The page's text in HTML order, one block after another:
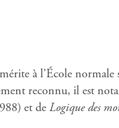
à l’École normale
reconnu, il est
et de Logique des